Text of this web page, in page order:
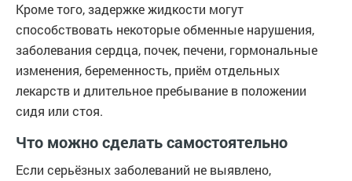
Кроме того, задержке жидкости могут
способствовать некоторые обменные нарушения,
заболевания сердца, почек, печени, гормональные
изменения, беременность, приём отдельных
лекарств и длительное пребывание в положении
сидя или стоя.
Что можно сделать самостоятельно
Если серьёзных заболеваний не выявлено,